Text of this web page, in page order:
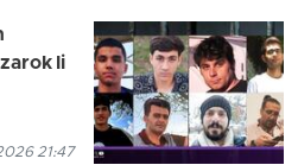
li
21:47